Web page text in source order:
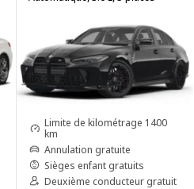
Limite de kilométrage 1400
km
Annulation gratuite
Sièges enfant gratuits
Deuxième conducteur gratuit